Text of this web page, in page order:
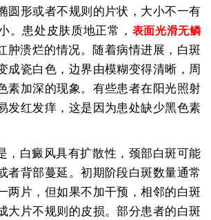
圆形或者不规则的片状，大小不一有
。患处皮肤质地正常， 表面光滑无鳞
肿溃烂的情况。随着病情进展，白斑
成瓷白色，边界由模糊变得清晰，周
素加深的现象。有些患者在阳光照射
发红发痒，这是因为患处缺少黑色素
，白癜风具有扩散性，颈部白斑可能
者背部蔓延。初期阶段白斑数量通常
两片，但如果不加干预，相邻的白斑
大片不规则的皮损。部分患者的白斑